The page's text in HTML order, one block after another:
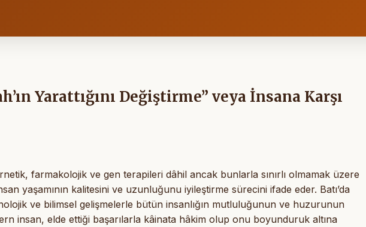
Yarattığını Değiştirme” veya İnsana Karşı
farmakolojik ve gen terapileri dâhil ancak bunlarla sınırlı olmamak üzere
yaşamının kalitesini ve uzunluğunu iyileştirme sürecini ifade eder. Batı’da
ve bilimsel gelişmelerle bütün insanlığın mutluluğunun ve huzurunun
insan, elde ettiği başarılarla kâinata hâkim olup onu boyunduruk altına